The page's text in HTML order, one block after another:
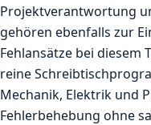
Projektverantwortung
gehören ebenfalls zur
Fehlansätze bei diesem
reine
Mechanik, Elektrik und
Fehlerbehebung ohne